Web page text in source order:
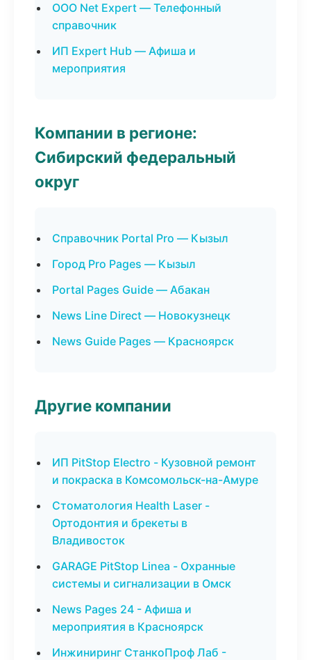
ООО Net Expert — Телефонный
справочник
ИП Expert Hub — Афиша и
мероприятия
Компании в регионе:
Сибирский федеральный
округ
Справочник Portal Pro — Кызыл
Город Pro Pages — Кызыл
Portal Pages Guide — Абакан
News Line Direct — Новокузнецк
News Guide Pages — Красноярск
Другие компании
ИП PitStop Electro - Кузовной ремонт
и покраска в Комсомольск-на-Амуре
Стоматология Health Laser -
Ортодонтия и брекеты в
Владивосток
GARAGE PitStop Linea - Охранные
системы и сигнализации в Омск
News Pages 24 - Афиша и
мероприятия в Красноярск
Инжиниринг СтанкоПроф Лаб -